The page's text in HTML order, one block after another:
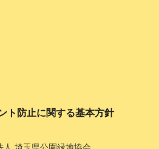
ト防止に関する基本方針